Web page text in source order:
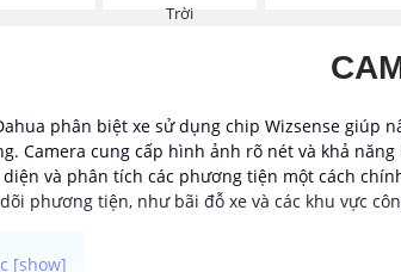
Trời
phân biệt xe sử dụng chip Wizsense giúp
Camera cung cấp hình ảnh rõ nét và khả
và phân tích các phương tiện một cách
phương tiện, như bãi đỗ xe và các khu vực